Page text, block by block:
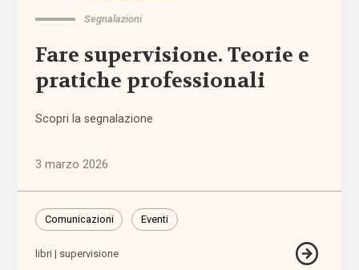
stranieri
Alzheimer
territoriale
di sostegno
amministrazione
Segnalazioni
Fare supervisione. Teorie e
pratiche professionali
Scopri la segnalazione
3 marzo 2026
Comunicazioni Eventi
libri supervisione